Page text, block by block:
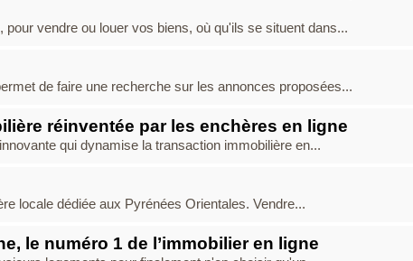
vendre ou louer vos biens, où qu'ils se situent dans...
de faire une recherche sur les annonces proposées...
réinventée par les enchères en ligne
qui dynamise la transaction immobilière en...
locale dédiée aux Pyrénées Orientales. Vendre...
le numéro 1 de l’immobilier en ligne